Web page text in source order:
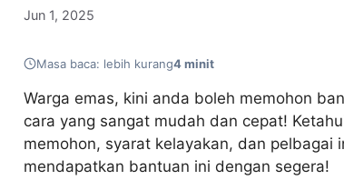
Jun 1, 2025
Masa baca: lebih kurang4 minit
Warga emas, kini anda boleh memohon
cara yang sangat mudah dan cepat!
memohon, syarat kelayakan, dan
mendapatkan bantuan ini dengan segera!